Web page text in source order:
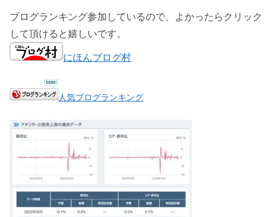
ブログランキング参加しているので、よかったらクリック
して頂けると嬉しいです。
にほんブログ村
人気ブログランキング